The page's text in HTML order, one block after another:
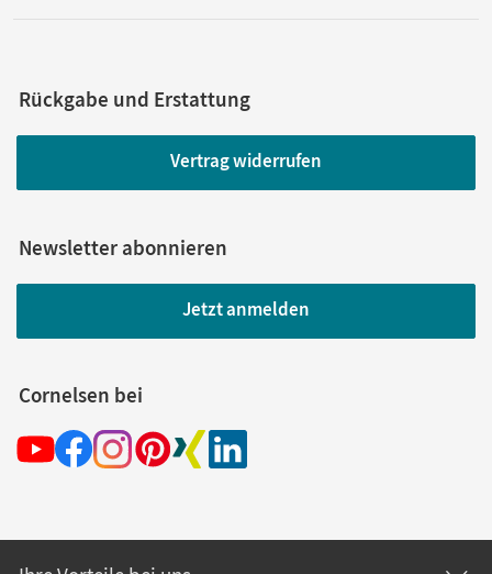
Rückgabe und Erstattung
Vertrag widerrufen
Newsletter abonnieren
Jetzt anmelden
Cornelsen bei